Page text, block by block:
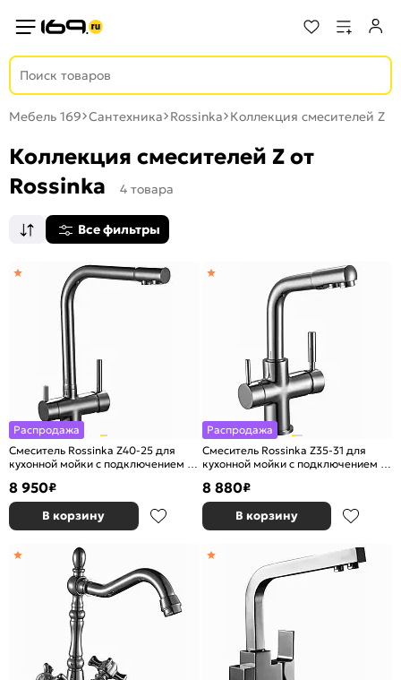
Мебель 169 Сантехника Rossinka Коллекция смесителей Z
Коллекция смесителей Z от
Rossinka
4 товара
Все фильтры
Распродажа
Смеситель Rossinka Z40-25 для
кухонной мойки с подключением к
8 950₽
В корзину
Распродажа
Смеситель Rossinka Z35-31 для
кухонной мойки с подключением к
8 880₽
В корзину